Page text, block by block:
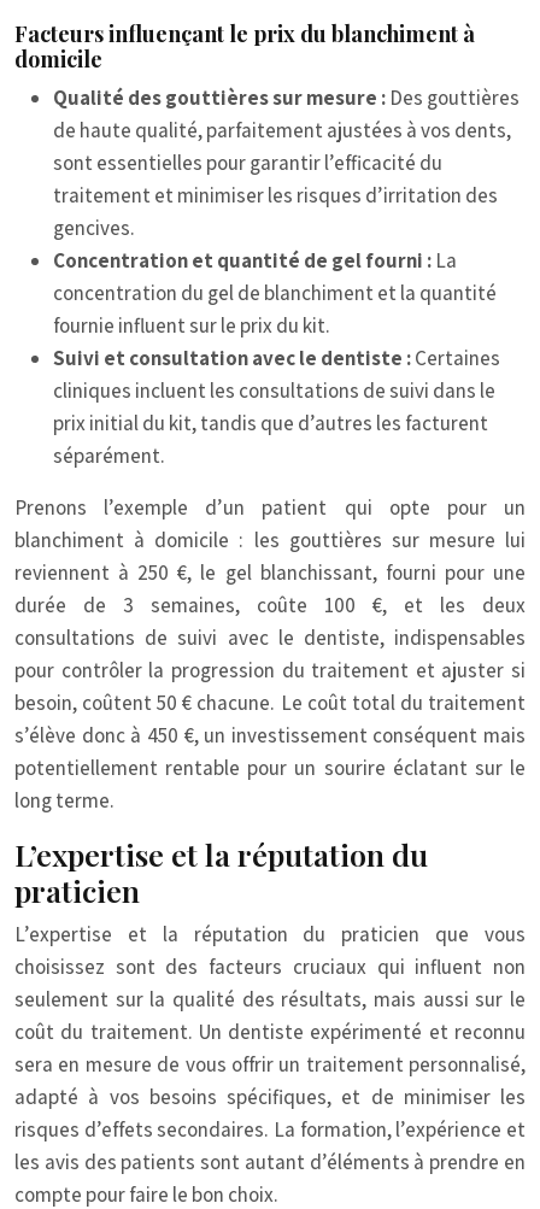
Facteurs influençant le prix du blanchiment à
domicile
Qualité des gouttières sur mesure : Des gouttières
de haute qualité, parfaitement ajustées à vos dents,
sont essentielles pour garantir l’efficacité du
traitement et minimiser les risques d’irritation des
gencives.
Concentration et quantité de gel fourni : La
concentration du gel de blanchiment et la quantité
fournie influent sur le prix du kit.
Suivi et consultation avec le dentiste :Certaines
cliniques incluent les consultations de suivi dans le
prix initial du kit, tandis que d’autres les facturent
séparément.
Prenons l’exemple d’un patient qui opte pour un
blanchiment à domicile : les gouttières sur mesure lui
reviennent à 250 €, le gel blanchissant, fourni pour une
durée de 3 semaines, coûte 100 €, et les deux
consultations de suivi avec le dentiste, indispensables
pour contrôler la progression du traitement et ajuster si
besoin, coûtent 50 € chacune. Le coût total du traitement
s’élève donc à 450 €, un investissement conséquent mais
potentiellement rentable pour un sourire éclatant sur le
long terme.
L’expertise et la réputation du
praticien
L’expertise et la réputation du praticien que vous
choisissez sont des facteurs cruciaux qui influent non
seulement sur la qualité des résultats, mais aussi sur le
coût du traitement. Un dentiste expérimenté et reconnu
sera en mesure de vous offrir un traitement personnalisé,
adapté à vos besoins spécifiques, et de minimiser les
risques d’effets secondaires. La formation, l’expérience et
les avis des patients sont autant d’éléments à prendre en
compte pour faire le bon choix.